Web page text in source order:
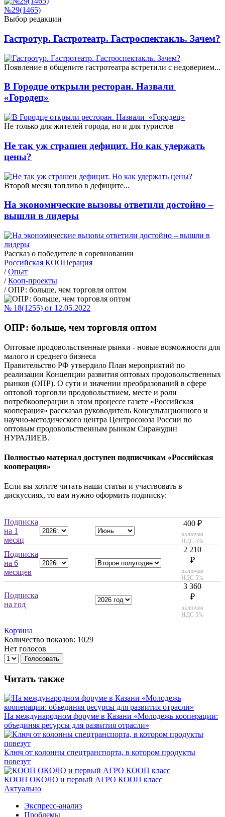
№29(1465)
Выбор редакции
Гастротур. Гастротеатр. Гастроспектакль. Зачем?
Появление в общепите гастротеатра встретили с недоверием...
В Городце открыли ресторан. Назвали
«Городец»
Не только для жителей города, но и для туристов
Не так уж страшен дефицит. Но как удержать
цены?
Второй месяц топливо в дефиците...
На экономические вызовы ответили достойно –
вышли в лидеры
Рассказ о победителе в соревновании
Российская КООПерация
/ Опыт
/ Кооп-проекты
/ ОПР: больше, чем торговля оптом
№ 18(1255) от 12.05.2022
ОПР: больше, чем торговля оптом
Оптовые продовольственные рынки - новые возможности для
малого и среднего бизнеса
Правительство РФ утвердило План мероприятий по
реализации Концепции развития оптовых продовольственных
рынков (ОПР). О сути и значении преобразований в сфере
оптовой торговли продовольствием, месте и роли
потребкооперации в этом процессе газете «Российская
кооперация» рассказал руководитель Консультационного и
научно-методического центра Центросоюза России по
оптовым продовольственным рынкам Сиражудин
НУРАЛИЕВ.
Полностью материал доступен подписчикам «Российская
кооперация»
Если вы хотите читать наши статьи и участвовать в
дискуссиях, то вам нужно оформить подписку:
Подписка
на 1
месяц
400 ₽
включая
НДС 5%
Подписка
на 6
месяцев
2 210
₽
включая
НДС 5%
Подписка
на год
3 360
₽
включая
НДС 5%
Корзина
Количество показов: 1029
Нет голосов
Голосовать
Читать также
На международном форуме в Казани «Молодежь кооперации:
объединяя ресурсы для развития отрасли»
Ключ от колонны спецтранспорта, в котором продукты
повезут
КООП ОКОЛО и первый АГРО КООП класс
Актуально
Экспресс-анализ
Проблемы